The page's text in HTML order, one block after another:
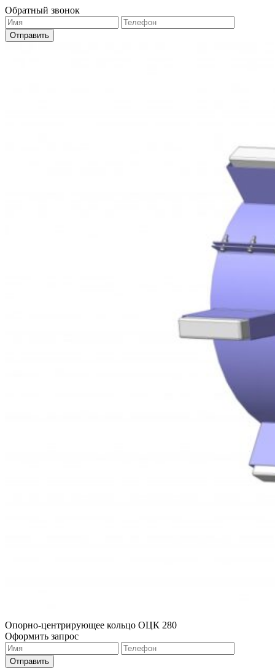
Обратный звонок
Опорно-центрирующее кольцо ОЦК 280
Оформить запрос